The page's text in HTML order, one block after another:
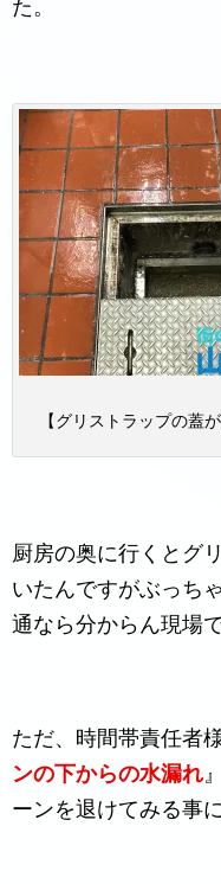
た。
【グリストラップの蓋
厨房の奥に行くとグ
いたんですがぶっち
通なら分からん現場で
ただ、時間帯責任者
ンの下からの水漏れ
ーンを退けてみる事